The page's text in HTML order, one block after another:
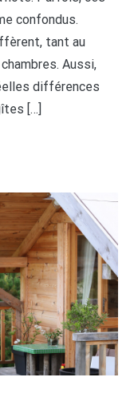
confondus.
tant au
Aussi,
différences
[…]